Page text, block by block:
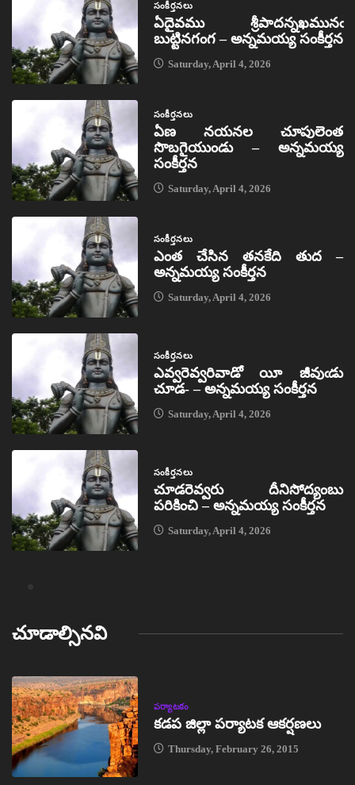
సంకీర్తనలు
ఏదైవము శ్రీపాదన్నఖమునఁ
బుట్టినగంగ – అన్నమయ్య సంకీర్తన
Saturday, April 4, 2026
సంకీర్తనలు
ఏణ నయనల చూపులెంత
సొబగైయుండు – అన్నమయ్య
సంకీర్తన
Saturday, April 4, 2026
సంకీర్తనలు
ఎంత చేసిన తనకేది తుద –
అన్నమయ్య సంకీర్తన
Saturday, April 4, 2026
సంకీర్తనలు
ఎవ్వరెవ్వరివాడో యీ జీవుఁడు
చూడ- – అన్నమయ్య సంకీర్తన
Saturday, April 4, 2026
సంకీర్తనలు
చూడరెవ్వరు దీనిసోద్యంబు
పరికించి – అన్నమయ్య సంకీర్తన
Saturday, April 4, 2026
చూడాల్సినవి
పర్యాటకం
కడప జిల్లా పర్యాటక ఆకర్షణలు
Thursday, February 26, 2015